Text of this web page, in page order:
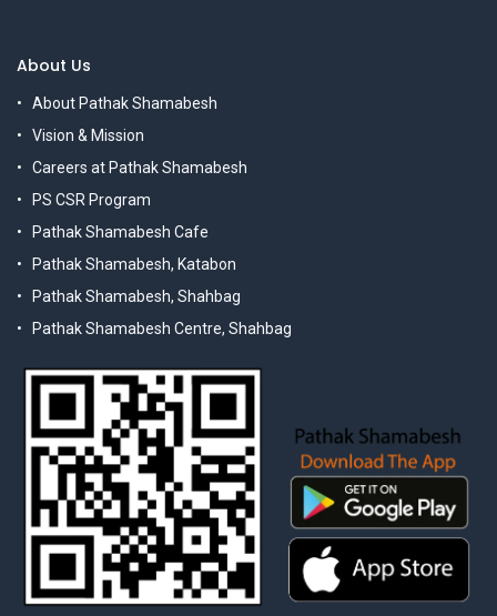
About Us
About Pathak Shamabesh
Vision & Mission
Careers at Pathak Shamabesh
PS CSR Program
Pathak Shamabesh Cafe
Pathak Shamabesh, Katabon
Pathak Shamabesh, Shahbag
Pathak Shamabesh Centre, Shahbag